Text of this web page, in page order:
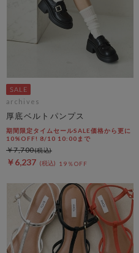
archives
厚底ベルトパンプス
期間限定タイムセールSALE価格から更に
10%OFF! 8/10 10:00まで
￥6,237 19％OFF
￥7,700